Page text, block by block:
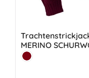
MERINO
Farbe:
Bordeaux